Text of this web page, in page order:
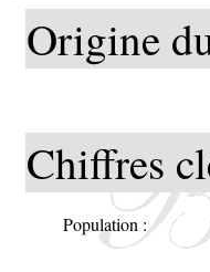
Origine
Chiffres
Population :